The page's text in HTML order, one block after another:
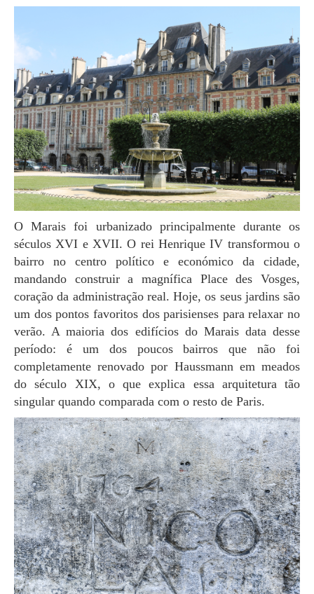
O Marais foi urbanizado principalmente durante os
séculos XVI e XVII. O rei Henrique IV transformou o
bairro no centro político e económico da cidade,
mandando construir a magnífica Place des Vosges,
coração da administração real. Hoje, os seus jardins são
um dos pontos favoritos dos parisienses para relaxar no
verão. A maioria dos edifícios do Marais data desse
período: é um dos poucos bairros que não foi
completamente renovado por Haussmann em meados
do século XIX, o que explica essa arquitetura tão
singular quando comparada com o resto de Paris.